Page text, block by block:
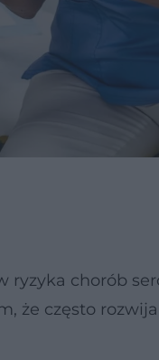
ryzyka chorób
że często